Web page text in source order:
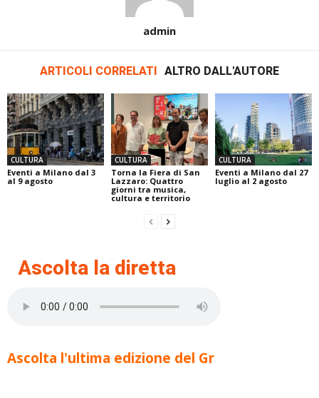
admin
ARTICOLI CORRELATI ALTRO DALL'AUTORE
CULTURA
Eventi a Milano dal 3
al 9 agosto
CULTURA
Torna la Fiera di San
Lazzaro: Quattro
giorni tra musica,
cultura e territorio
CULTURA
Eventi a Milano dal 27
luglio al 2 agosto
Ascolta la diretta
Ascolta l'ultima edizione del Gr